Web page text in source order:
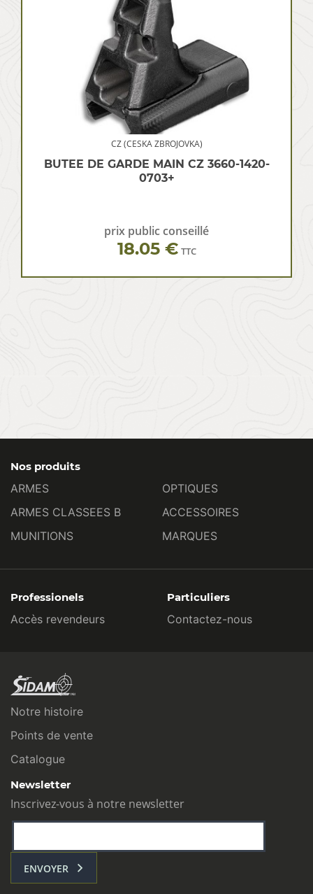
CZ (CESKA ZBROJOVKA)
BUTEE DE GARDE MAIN CZ 3660-1420-
0703+
prix public conseillé
18.05 € TTC
Nos produits
ARMES
ARMES CLASSEES B
MUNITIONS
OPTIQUES
ACCESSOIRES
MARQUES
Professionels
Accès revendeurs
Particuliers
Contactez-nous
Notre histoire
Points de vente
Catalogue
Newsletter
Inscrivez-vous à notre newsletter
ENVOYER